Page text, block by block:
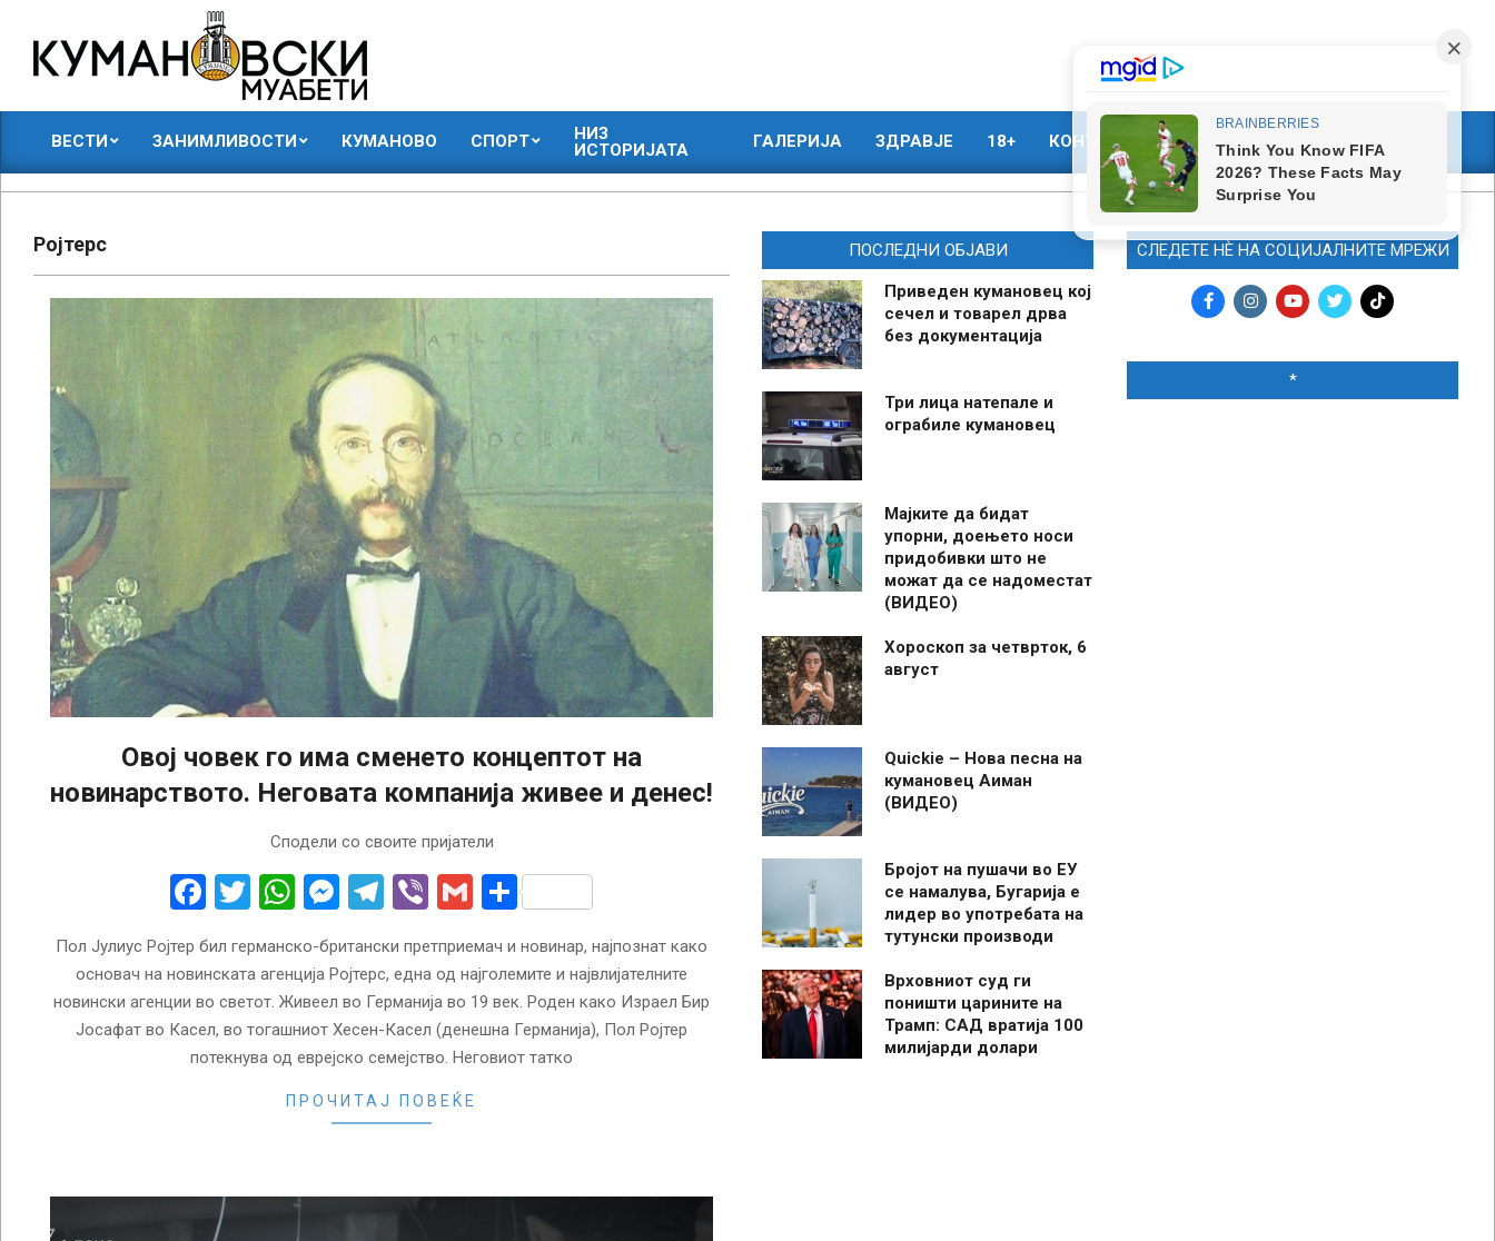
content
КУМАНОВСКИ
МУАБЕТИ
ВЕСТИ ЗАНИМЛИВОСТИ КУМАНОВО СПОРТ
НИЗ
ИСТОРИЈАТА
ГАЛЕРИЈА ЗДРАВЈЕ 18+ КОНТАКТ МАРКЕТИНГ
Ројтерс
Овој човек го има сменето концептот на
новинарството. Неговата компанија живее и денес!
Сподели со своите пријатели
Facebook
TwitterWhatsApp
Messenger
Telegram
ViberGmailShare
Пол Јулиус Ројтер бил германско-британски претприемач и новинар, најпознат како
основач на новинската агенција Ројтерс, една од најголемите и највлијателните
новински агенции во светот. Живеел во Германија во 19 век. Роден како Израел Бир
Јосафат во Касел, во тогашниот Хесен-Касел (денешна Германија), Пол Ројтер
потекнува од еврејско семејство. Неговиот татко
ПРОЧИТАЈ ПОВЕЌЕ
ПОСЛЕДНИ ОБЈАВИ
Приведен кумановец кој
сечел и товарел дрва
без документација
Три лица натепале и
ограбиле кумановец
Мајките да бидат
упорни, доењето носи
придобивки што не
можат да се надоместат
(ВИДЕО)
Хороскоп за четврток, 6
август
Quickie – Нова песна на
кумановец Аиман
(ВИДЕО)
Бројот на пушачи во ЕУ
се намалува, Бугарија е
лидер во употребата на
тутунски производи
Врховниот суд ги
поништи царините на
Трамп: САД вратија 100
милијарди долари
СЛЕДЕТЕ НЀ НА СОЦИЈАЛНИТЕ МРЕЖИ
*